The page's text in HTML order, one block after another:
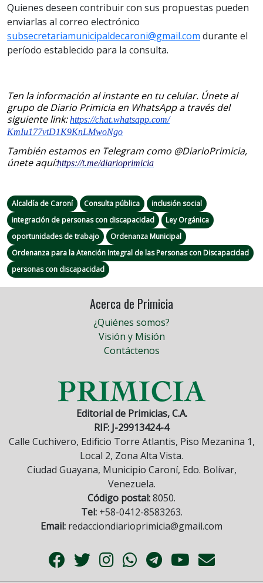
Quienes deseen contribuir con sus propuestas pueden
enviarlas al correo electrónico
subsecretariamunicipaldecaroni@gmail.com durante el
período establecido para la consulta.
Ten la información al instante en tu celular. Únete al
grupo de Diario Primicia en WhatsApp a través del
siguiente link:https://chat.whatsapp.com/
KmIu177vtD1K9KnLMwoNgo
También estamos en Telegram como @DiarioPrimicia,
únete aquí:https://t.me/diarioprimicia
Alcaldía de Caroní Consulta pública
inclusión social
integración de personas con discapacidad
Ley Orgánica
oportunidades de trabajo
Ordenanza Municipal
Ordenanza para la Atención Integral de las Personas con Discapacidad
personas con discapacidad
Acerca de Primicia
¿Quiénes somos?
Visión y Misión
Contáctenos
Editorial de Primicias, C.A.
RIF: J-29913424-4
Calle Cuchivero, Edificio Torre Atlantis, Piso Mezanina 1,
Local 2, Zona Alta Vista.
Ciudad Guayana, Municipio Caroní, Edo. Bolívar,
Venezuela.
Código postal:8050.
Tel:+58-0412-8583263.
Email: redacciondiarioprimicia@gmail.com